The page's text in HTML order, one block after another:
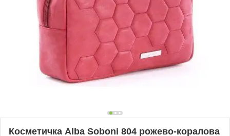
Косметичка Alba Soboni 804 рожево-коралова